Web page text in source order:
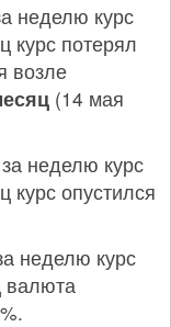
неделю курс
курс потерял
возле
(14 мая
неделю курс
курс опустился
неделю курс
валюта